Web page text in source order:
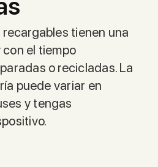
tienen una
el tiempo
o recicladas. La
puede variar en
y tengas